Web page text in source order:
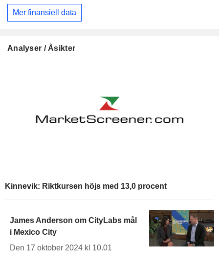
Mer finansiell data
Analyser / Åsikter
Kinnevik: Riktkursen höjs med 13,0 procent
James Anderson om CityLabs mål
i Mexico City
Den 17 oktober 2024 kl 10.01